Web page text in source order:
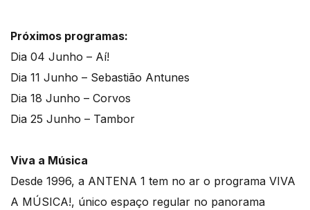
Próximos programas:
Dia 04 Junho – Aí!
Dia 11 Junho – Sebastião Antunes
Dia 18 Junho – Corvos
Dia 25 Junho – Tambor
Viva a Música
Desde 1996, a ANTENA 1 tem no ar o programa VIVA
A MÚSICA!, único espaço regular no panorama